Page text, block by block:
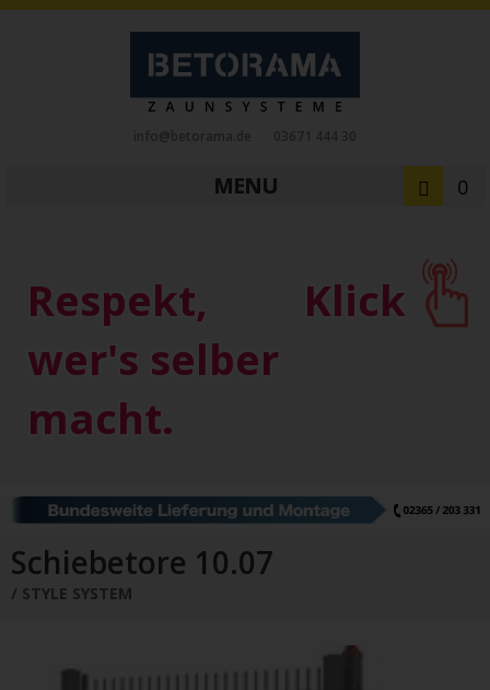
MENU 0
Schiebetore Drehtore Zaunfelder
Antriebe
Referenzen
Downloads Zubehör
Tore
ALUMINIUM
Schiebetore Industrie
Download
Industrie Zaunsysteme
Schiebetore
Klick
Respekt,
wer's selber
macht.
Schiebetore 10.07
STYLE SYSTEM